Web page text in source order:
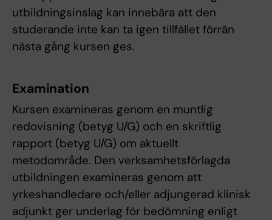
utbildningsinslag kan innebära att den
studerande inte kan ta igen tillfället förrän
nästa gång kursen ges.
Examination
Kursen examineras genom en muntlig
redovisning (betyg U/G) och en skriftlig
rapport (betyg U/G) om aktuellt
metodområde. Den verksamhetsförlagda
utbildningen examineras genom att
yrkeshandledare och/eller adjungerad klinisk
adjunkt ger underlag för bedömning enligt